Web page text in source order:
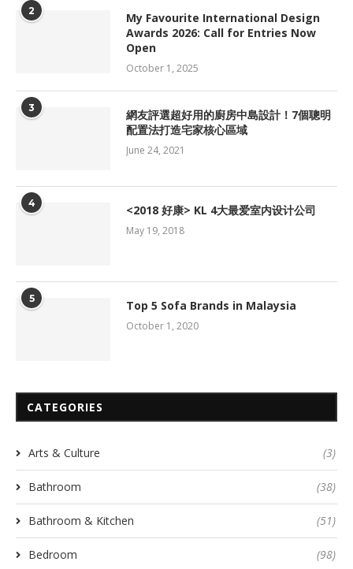
2
My Favourite International Design
Awards 2026: Call for Entries Now
Open
October 1, 2025
3
網友評選超好用的廚房中島設計！7個聰明
配置法打造宅家核心區域
June 24, 2021
4 <2018 好康> KL 4大最爱室内设计公司
May 19, 2018
5 Top 5 Sofa Brands in Malaysia
October 1, 2020
CATEGORIES
Arts & Culture (3)
Bathroom (38)
Bathroom & Kitchen (51)
Bedroom (98)